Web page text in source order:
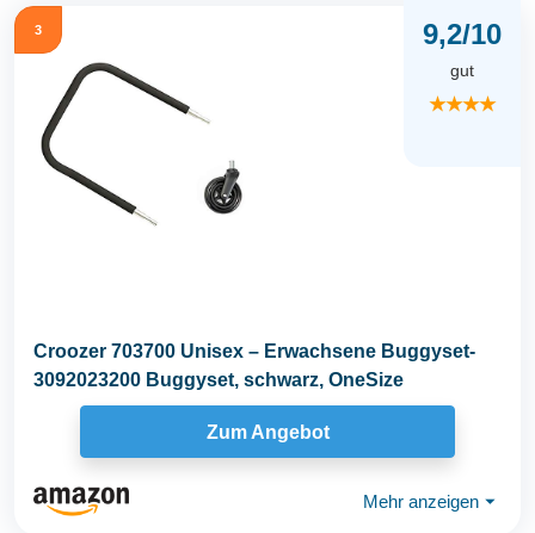
3 9,2/10
gut
★★★★
Croozer 703700 Unisex – Erwachsene Buggyset-
3092023200 Buggyset, schwarz, OneSize
Zum Angebot
Mehr anzeigen ⏷